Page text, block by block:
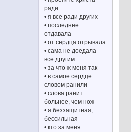
ради
• я все ради других
• последнее
отдавала
• от сердца отрывала
• сама не доедала -
все другим
• за что ж меня так
• в самое сердце
словом ранили
• слова ранит
больнее, чем нож
• я беззащитная,
бессильная
• кто за меня